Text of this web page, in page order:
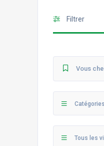
Filtrer
Catégories
Tous les